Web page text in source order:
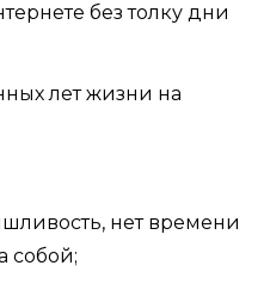
без толку дни
лет жизни на
нет времени
собой;